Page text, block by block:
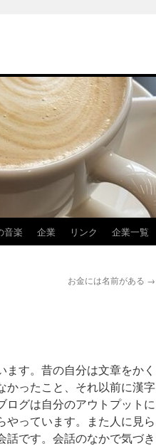
音楽 企業 リンク 企業一覧
お金には名前がある →
す。昔の自分は文章をかく
かったこと、それ以前に漢字
ログは自分のアウトプットに
やっています。また人に見ら
です。会話のなかで気づき